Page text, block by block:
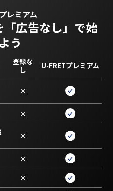
レミアム
「広告なし」で始
う
登録な
し
U-FRETプレミアム
×
×
×
×
×